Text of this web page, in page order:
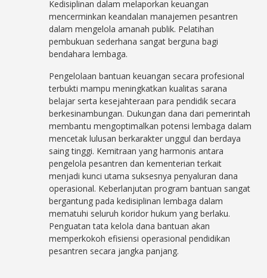
Kedisiplinan dalam melaporkan keuangan
mencerminkan keandalan manajemen pesantren
dalam mengelola amanah publik. Pelatihan
pembukuan sederhana sangat berguna bagi
bendahara lembaga.
Pengelolaan bantuan keuangan secara profesional
terbukti mampu meningkatkan kualitas sarana
belajar serta kesejahteraan para pendidik secara
berkesinambungan. Dukungan dana dari pemerintah
membantu mengoptimalkan potensi lembaga dalam
mencetak lulusan berkarakter unggul dan berdaya
saing tinggi. Kemitraan yang harmonis antara
pengelola pesantren dan kementerian terkait
menjadi kunci utama suksesnya penyaluran dana
operasional. Keberlanjutan program bantuan sangat
bergantung pada kedisiplinan lembaga dalam
mematuhi seluruh koridor hukum yang berlaku.
Penguatan tata kelola dana bantuan akan
memperkokoh efisiensi operasional pendidikan
pesantren secara jangka panjang.